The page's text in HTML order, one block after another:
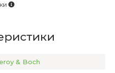
& Boch